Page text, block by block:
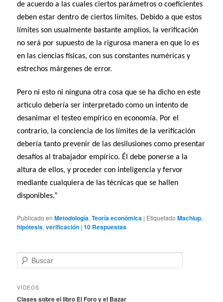
de acuerdo a las cuales ciertos parámetros o coeficientes
deben estar dentro de ciertos límites. Debido a que estos
límites son usualmente bastante amplios, la verificación
no será por supuesto de la rigurosa manera en que lo es
en las ciencias físicas, con sus constantes numéricas y
estrechos márgenes de error.
Pero ni esto ni ninguna otra cosa que se ha dicho en este
artículo debería ser interpretado como un intento de
desanimar el testeo empírico en economía. Por el
contrario, la conciencia de los límites de la verificación
debería tanto prevenir de las desilusiones como presentar
desafíos al trabajador empírico. Él debe ponerse a la
altura de ellos, y proceder con inteligencia y fervor
mediante cualquiera de las técnicas que se hallen
disponibles.”
Publicado en Metodología,Teoría económica | Etiquetado Machlup.
hipótesis,verificación |10 Respuestas
u
c
VIDEOS
Clases sobre el libro El Foro y el Bazar